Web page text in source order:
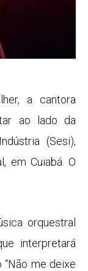
a cantora
ao lado da
(Sesi),
em Cuiabá. O
orquestral
interpretará
me deixe